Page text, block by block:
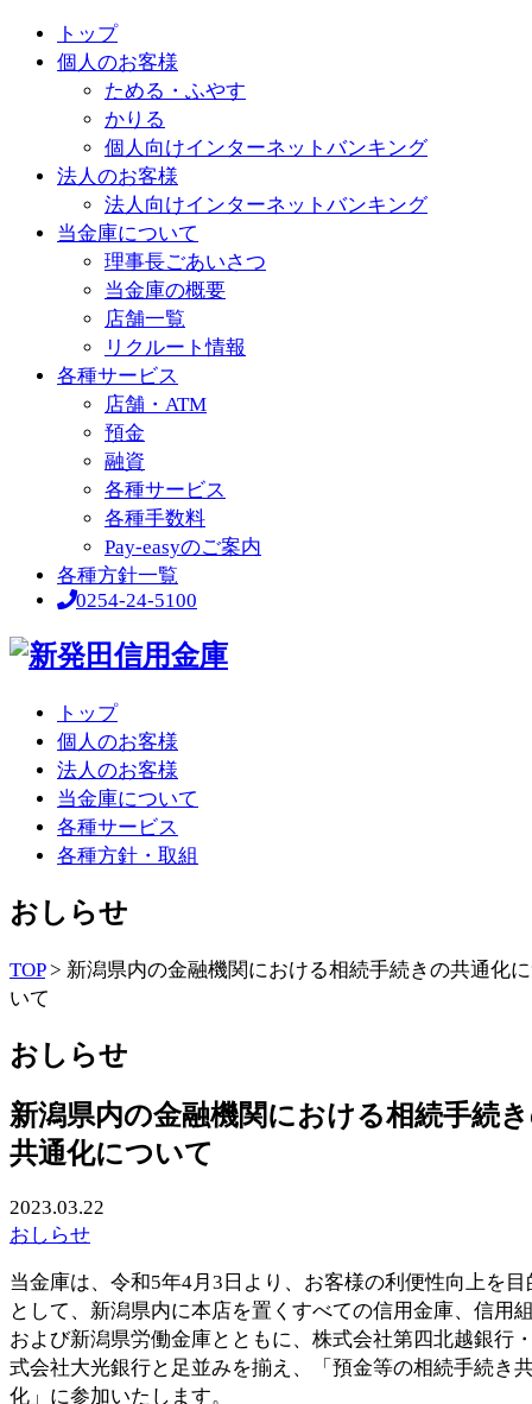
トップ
個人のお客様
ためる・ふやす
かりる
個人向けインターネットバンキング
法人のお客様
法人向けインターネットバンキング
当金庫について
理事長ごあいさつ
当金庫の概要
店舗一覧
リクルート情報
各種サービス
店舗・ATM
預金
融資
各種サービス
各種手数料
Pay-easyのご案内
各種方針一覧
0254-24-5100
トップ
個人のお客様
法人のお客様
当金庫について
各種サービス
各種方針・取組
おしらせ
TOP> 新潟県内の金融機関における相続手続きの共通化
いて
おしらせ
新潟県内の金融機関における相続手続
共通化について
2023.03.22
おしらせ
当金庫は、令和5年4月3日より、お客様の利便性向上を目
として、新潟県内に本店を置くすべての信用金庫、信用
および新潟県労働金庫とともに、株式会社第四北越銀行
式会社大光銀行と足並みを揃え、「預金等の相続手続き
化」に参加いたします。